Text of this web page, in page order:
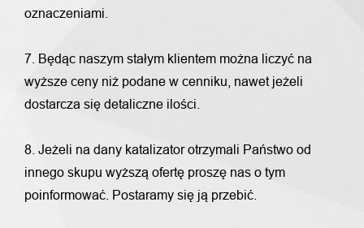
oznaczeniami.
7. Będąc naszym stałym klientem można liczyć na
wyższe ceny niż podane w cenniku, nawet jeżeli
dostarcza się detaliczne ilości.
8. Jeżeli na dany katalizator otrzymali Państwo od
innego skupu wyższą ofertę proszę nas o tym
poinformować. Postaramy się ją przebić.